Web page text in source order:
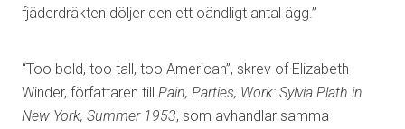
fjäderdräkten döljer den ett oändligt antal ägg.”
“Too bold, too tall, too American”, skrev of Elizabeth
Winder, författaren till Pain, Parties, Work: Sylvia Plath in
New York, Summer 1953, som avhandlar samma